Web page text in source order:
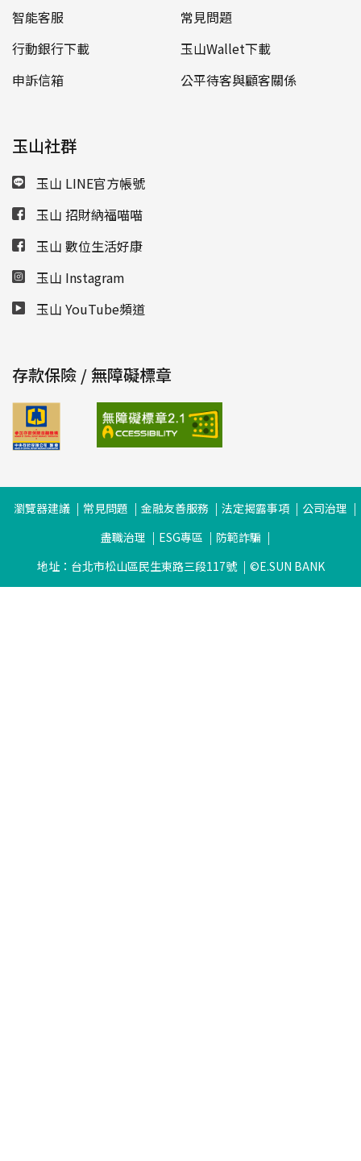
智能客服
常見問題
行動銀行下載
玉山Wallet下載
申訴信箱
公平待客與顧客關係
玉山社群
玉山 LINE官方帳號
玉山 招財納福喵喵
玉山 數位生活好康
玉山 Instagram
玉山 YouTube頻道
存款保險 / 無障礙標章
瀏覽器建議 常見問題 金融友善服務 法定揭露事項
公司治理
盡職治理
ESG專區
防範詐騙
地址：台北市松山區民生東路三段117號
©E.SUN BANK